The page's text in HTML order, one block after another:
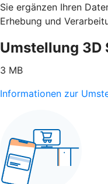
Sie ergänzen Ihren
Erhebung und
Umstellung 3D
3 MB
Informationen zur